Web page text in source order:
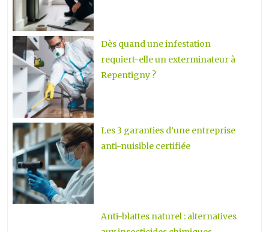
Dès quand une infestation
requiert-elle un exterminateur à
Repentigny ?
Les 3 garanties d’une entreprise
anti-nuisible certifiée
Anti-blattes naturel : alternatives